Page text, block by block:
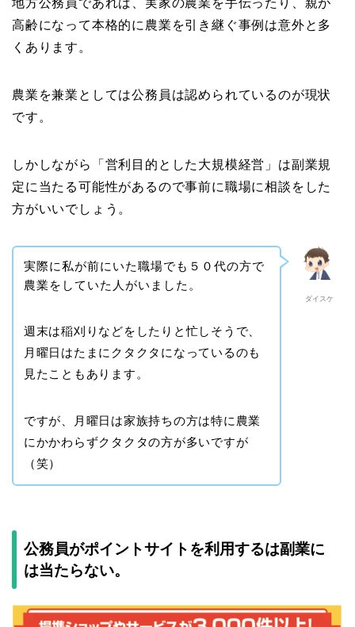
高齢になって本格的に農業を引き継ぐ事例は意外と多
くあります。
農業を兼業としては公務員は認められているのが現状
です。
しかしながら「営利目的とした大規模経営」は副業規
定に当たる可能性があるので事前に職場に相談をした
方がいいでしょう。
ダイスケ
実際に私が前にいた職場でも５０代の方で
農業をしていた人がいました。
週末は稲刈りなどをしたりと忙しそうで、
月曜日はたまにクタクタになっているのも
見たこともあります。
ですが、月曜日は家族持ちの方は特に農業
にかかわらずクタクタの方が多いですが
（笑）
公務員がポイントサイトを利用するは副業に
は当たらない。